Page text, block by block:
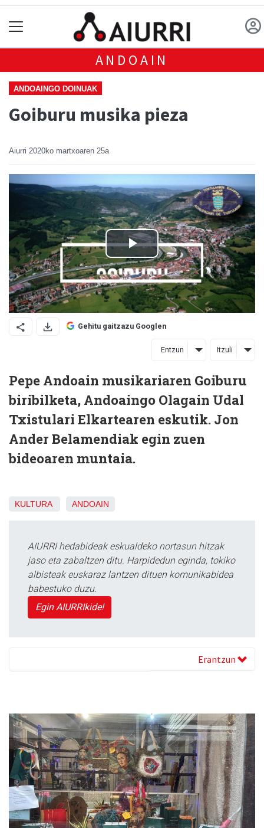
ANDOAIN
ANDOAINGO DOINUAK
Goiburu musika pieza
Aiurri 2020ko martxoaren 25a
Gehitu gaitzazu Googlen
Entzun Itzuli
Pepe Andoain musikariaren Goiburu
biribilketa, Andoaingo Olagain Udal
Txistulari Elkartearen eskutik. Jon
Ander Belamendiak egin zuen
bideoaren muntaia.
KULTURA ANDOAIN
AIURRI hedabideak eskualdeko nortasun hitzak
jaso eta zabaltzen ditu. Harpidedun eginda, tokiko
albisteak euskaraz lantzen dituen komunikabidea
babestuko duzu.
Egin AIURRIkide!
Erantzun